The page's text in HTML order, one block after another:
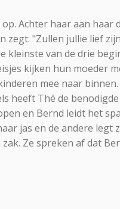
Achter haar aan haar
zegt: "Zullen jullie lief
kleinste van de drie
kijken hun moeder
mee naar
heeft Thé de
en Bernd leidt het
jas en de andere legt
Ze spreken af dat